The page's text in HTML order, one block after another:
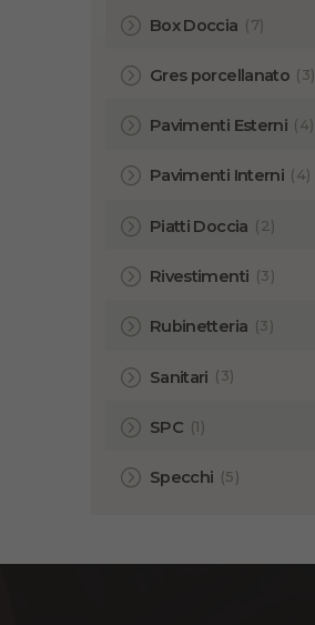
Box Doccia (7)
Gres porcellanato (3)
Pavimenti Esterni (4)
Pavimenti Interni (4)
Piatti Doccia (2)
Rivestimenti (3)
Rubinetteria (3)
Sanitari (3)
SPC (1)
Specchi (5)